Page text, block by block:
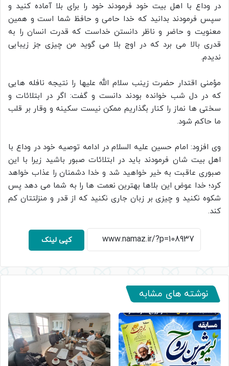
در وداع با اهل بیت خود فرمودند خود را برای بلا آماده کنید و
سپس فرمودند بدانید که خدا حامی و حافظ شما است و همین
معنویت و حاضر و ناظر دانستن خداست که قدرت انسان را به
قدری بالا می برد که در اوج بلا می گوید من چیزی جز زیبایی
ندیدم.
مؤمنی اقتدار حضرت زینب سلام الله علیها را نتیجه نافله هایی
که در دل شب خوانده بودند دانست و گفت: اگر در ابتلائات و
سختی ها نماز را کنار بگذاریم ممکن نیست سکینه و وقار بر قلب
ما حاکم شود.
وی افزود: امام حسین علیه السلام در ادامه توصیه خود در وداع با
اهل بیت شان فرمودند باید در ابتلائات صبور باشید زیرا با این
صبوری عاقبت به خیر خواهید شد و خدا دشمنان را عذاب خواهد
کرد؛ خدا عوض این بلاها بهترین نعمت ها را به شما می دهد پس
شکوه نکنید و چیزی بر زبان جاری نکنید که از قدر و منزلتتان کم
کند.
کپی لینک
نوشته های مشابه